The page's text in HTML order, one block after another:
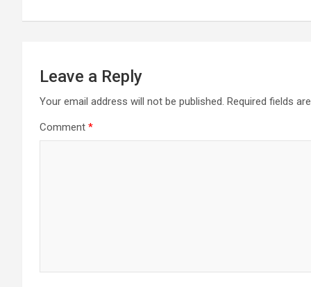
Leave a Reply
Your email address will not be published. Required fields
Comment *